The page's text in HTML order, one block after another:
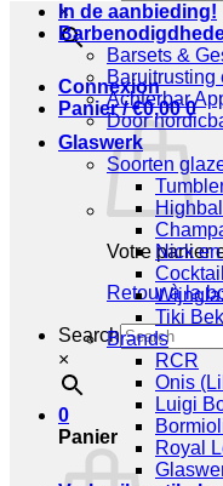
×
Connexion
Panier /€0,00 0
Votre panier
Retour à la
Search
×
0
Panier
In de aanbieding!
Barsets &
Baruitrusting
Achterbar
Door
Glaswerk
Soorten
Nick
Tiki
Brands
RCR
Onis
Luigi
Royal